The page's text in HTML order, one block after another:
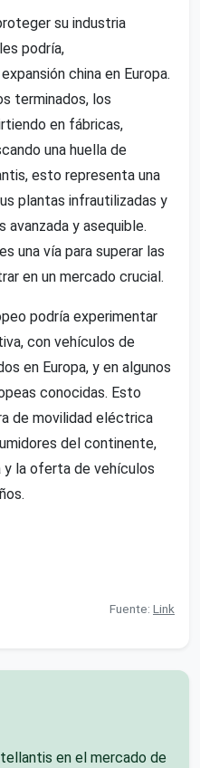
su industria
podría,
china en Europa.
terminados, los
en fábricas,
una huella de
esto representa una
plantas infrautilizadas y
avanzada y asequible.
una vía para superar las
en un mercado crucial.
podría experimentar
con vehículos de
en Europa, y en algunos
conocidas. Esto
de movilidad eléctrica
del continente,
la oferta de vehículos
Fuente: Link
en el mercado de